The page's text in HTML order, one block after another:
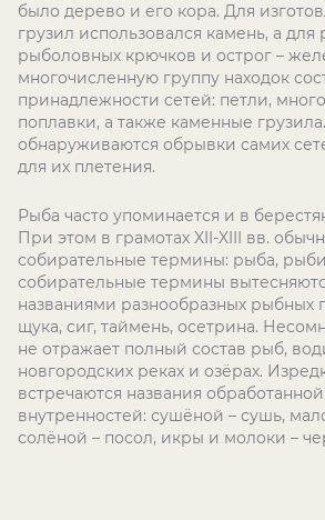
было дерево и его кора. Для
грузил использовался камень, а для
рыболовных крючков и острог –
многочисленную группу находок
принадлежности сетей: петли,
поплавки, а также каменные
обнаруживаются обрывки самих
для их плетения.
Рыба часто упоминается и в
При этом в грамотах XII-XIII вв.
собирательные термины: рыба,
собирательные термины
названиями разнообразных рыбных
щука, сиг, таймень, осетрина.
не отражает полный состав рыб,
новгородских реках и озёрах.
встречаются названия
внутренностей: сушёной – сушь,
солёной – посол, икры и молоки –